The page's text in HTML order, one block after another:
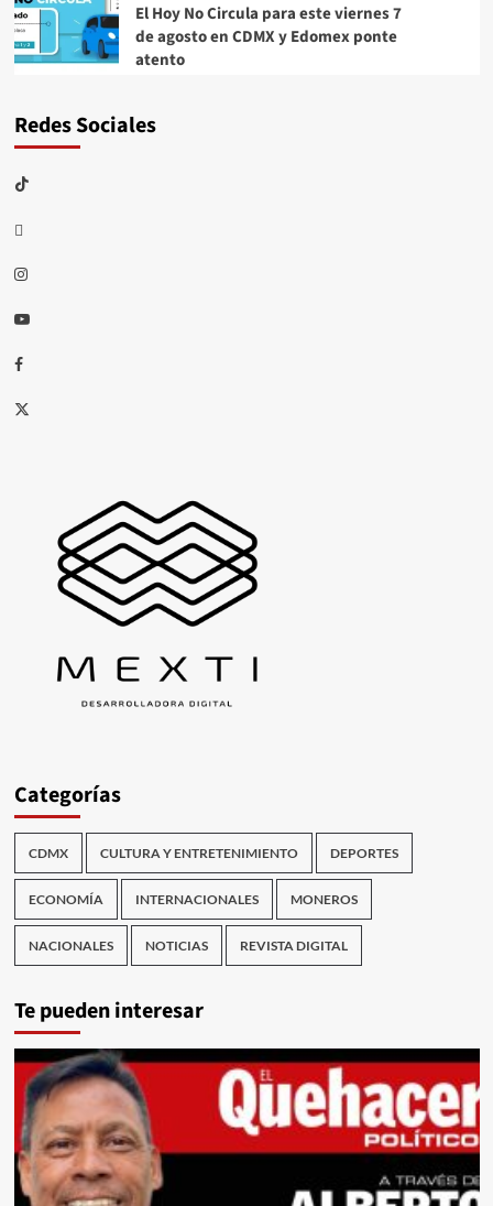
El Hoy No Circula para este viernes 7
de agosto en CDMX y Edomex ponte
atento
Redes Sociales
TikTok
threads
Instagram
Youtube
Facebook
X
Categorías
CDMX CULTURA Y ENTRETENIMIENTO DEPORTES
ECONOMÍA INTERNACIONALES MONEROS
NACIONALES NOTICIAS REVISTA DIGITAL
Te pueden interesar